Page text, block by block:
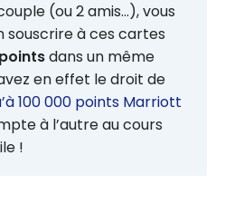
(ou 2 amis…), vous
souscrire à ces cartes
dans un même
en effet le droit de
100 000 points Marriott
à l’autre au cours
!